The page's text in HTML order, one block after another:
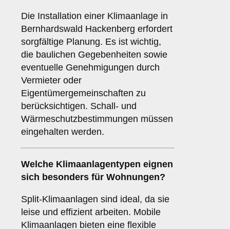
Die Installation einer Klimaanlage in
Bernhardswald Hackenberg erfordert
sorgfältige Planung. Es ist wichtig,
die baulichen Gegebenheiten sowie
eventuelle Genehmigungen durch
Vermieter oder
Eigentümergemeinschaften zu
berücksichtigen. Schall- und
Wärmeschutzbestimmungen müssen
eingehalten werden.
Welche Klimaanlagentypen eignen
sich besonders für Wohnungen?
Split-Klimaanlagen sind ideal, da sie
leise und effizient arbeiten. Mobile
Klimaanlagen bieten eine flexible